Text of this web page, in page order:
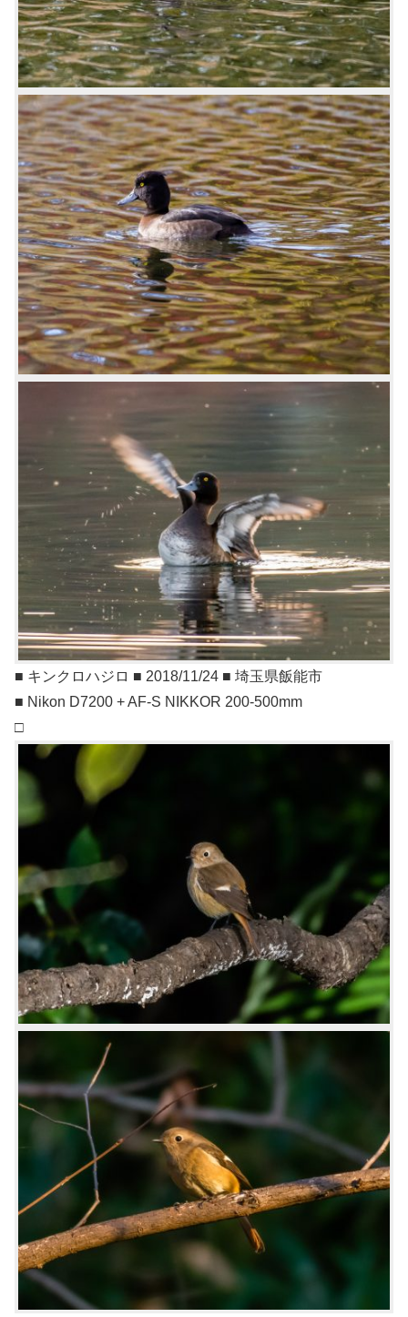
■ キンクロハジロ ■ 2018/11/24 ■ 埼玉県飯能市
■ Nikon D7200 + AF-S NIKKOR 200-500mm
□